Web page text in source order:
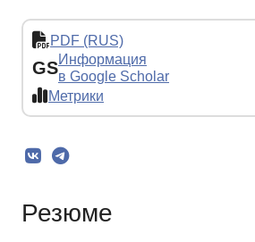
PDF (RUS)
GSИнформация
в Google Scholar
Метрики
Резюме